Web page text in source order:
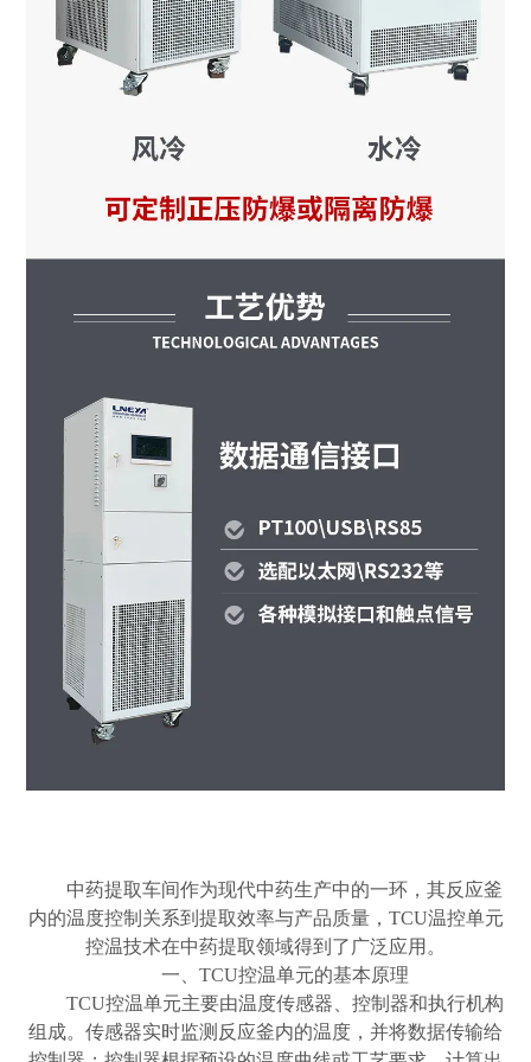
中药提取车间作为现代中药生产中的一环，其反应釜
内的温度控制关系到提取效率与产品质量， TCU温控单元
控温技术在中药提取领域得到了广泛应用。
一、 TCU控温单元的基本原理
TCU控温单元主要由温度传感器、控制器和执行机构
组成。传感器实时监测反应釜内的温度，并将数据传输给